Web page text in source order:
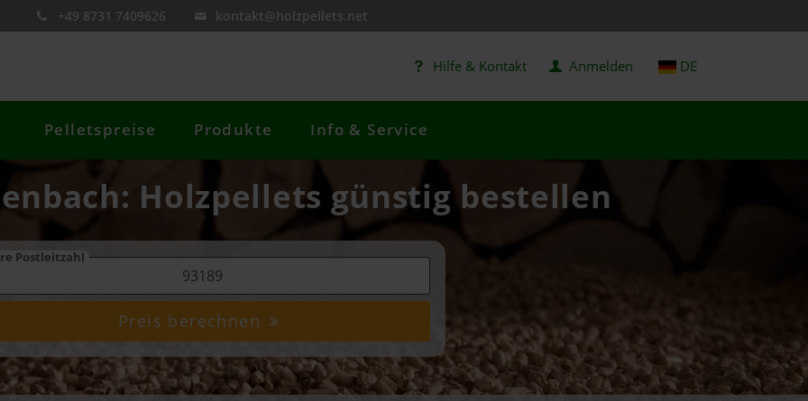
+49 8731 7409626 kontakt@holzpellets.net
Hilfe & Kontakt Anmelden DE
Pelletspreise Produkte Info & Service
Holzpellets günstig bestellen
Postleitzahl
Preis berechnen